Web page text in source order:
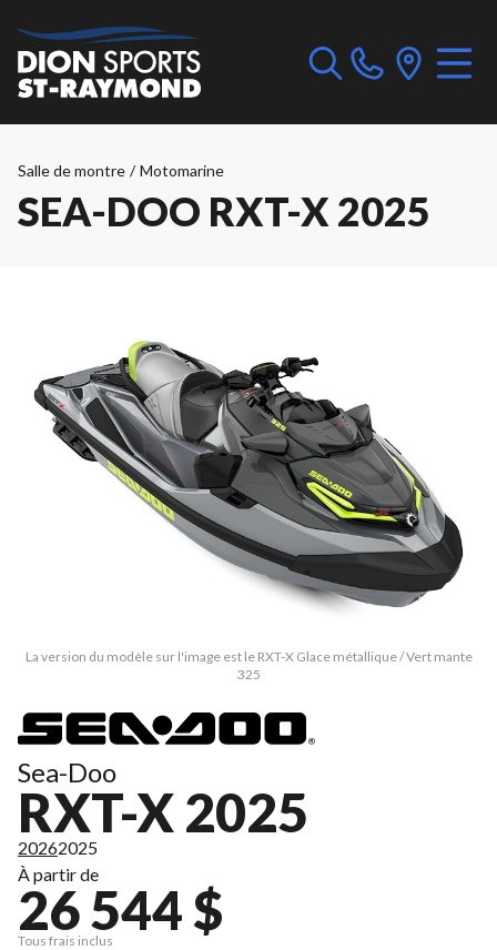
Salle de montre / Motomarine
SEA-DOO RXT-X 2025
La version du modèle sur l'image est le RXT-X Glace métallique / Vert mante
325
Sea-Doo
RXT-X 2025
20262025
À partir de
26 544 $
Tous frais inclus